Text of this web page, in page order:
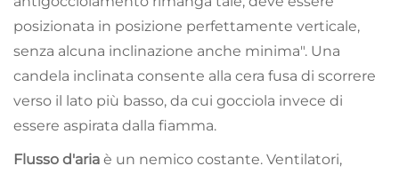
posizionata in posizione perfettamente verticale,
senza alcuna inclinazione anche minima". Una
candela inclinata consente alla cera fusa di scorrere
verso il lato più basso, da cui gocciola invece di
essere aspirata dalla fiamma.
Flusso d'aria è un nemico costante. Ventilatori,